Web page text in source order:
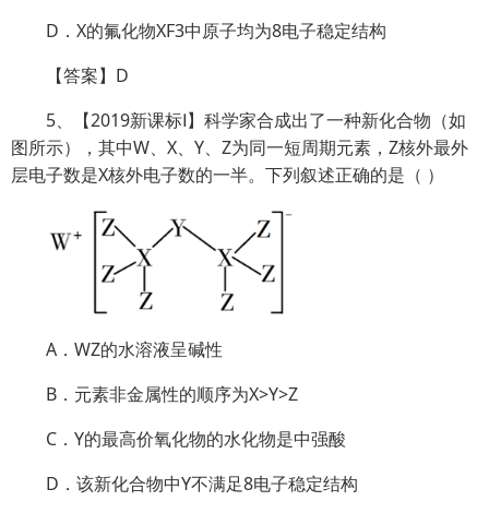
D．X的氟化物XF3中原子均为8电子稳定结构
【答案】D
5、【2019新课标Ⅰ】科学家合成出了一种新化合物（如
图所示），其中W、X、Y、Z为同一短周期元素，Z核外最外
层电子数是X核外电子数的一半。下列叙述正确的是（ ）
A．WZ的水溶液呈碱性
B．元素非金属性的顺序为X>Y>Z
C．Y的最高价氧化物的水化物是中强酸
D．该新化合物中Y不满足8电子稳定结构